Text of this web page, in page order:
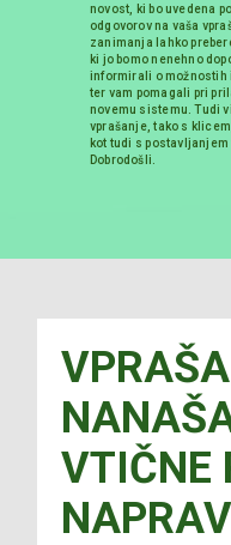
novost, ki bo uvedena
odgovorov na vaša
zanimanja lahko
ki jo bomo nenehno
informirali o možnostih
ter vam pomagali pri
novemu sistemu. Tudi
vprašanje, tako s
kot tudi s postavljanjem
Dobrodošli.
VTIČNE